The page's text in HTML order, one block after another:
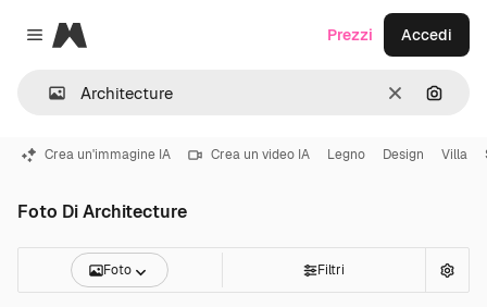
Close menu
Magnific
CancellaCerca
Prezzi Accedi
Crea un'immagine IA Crea un video IA Legno Design Villa
Foto Di Architecture
Foto Filtri